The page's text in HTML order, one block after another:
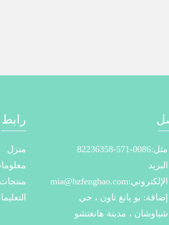
مثل:0086-571-82236358
البريد
الإلكتروني:mia@hzfenghao.com
إضافة: بو يانغ تاون ، حي
شياوشان ، مدينة هانغتشو
منزل
منتجات